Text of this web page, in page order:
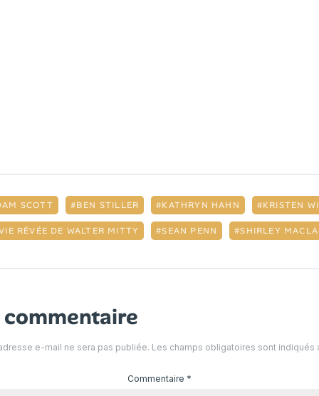
SCOTT BEN STILLER KATHRYN HAHN KRISTEN
RÊVÉE DE WALTER MITTY SEAN PENN SHIRLEY
e-mail ne sera pas publiée. Les champs obligatoires sont indiqués
Commentaire *